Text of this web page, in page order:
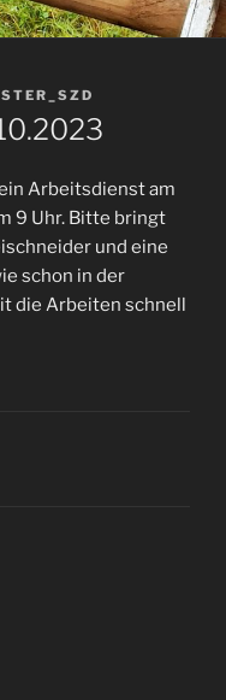
Arbeitsdienst am
9 Uhr. Bitte bringt
und eine
schon in der
die Arbeiten schnell